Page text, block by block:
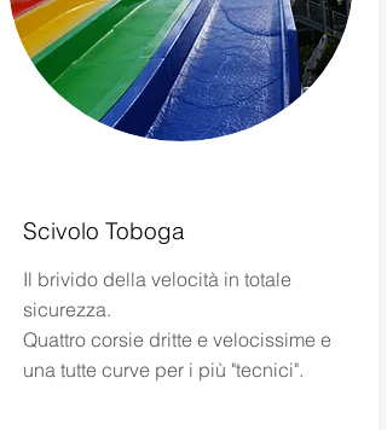
Scivolo Toboga
Il brivido della velocità in totale
sicurezza.
Quattro corsie dritte e velocissime e
una tutte curve per i più "tecnici".